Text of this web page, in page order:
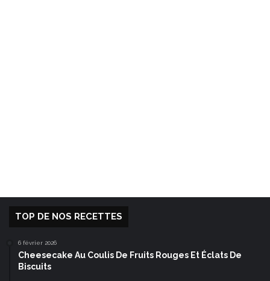
TOP DE NOS RECETTES
6 février 2026
Cheesecake Au Coulis De Fruits Rouges Et Éclats De
Biscuits